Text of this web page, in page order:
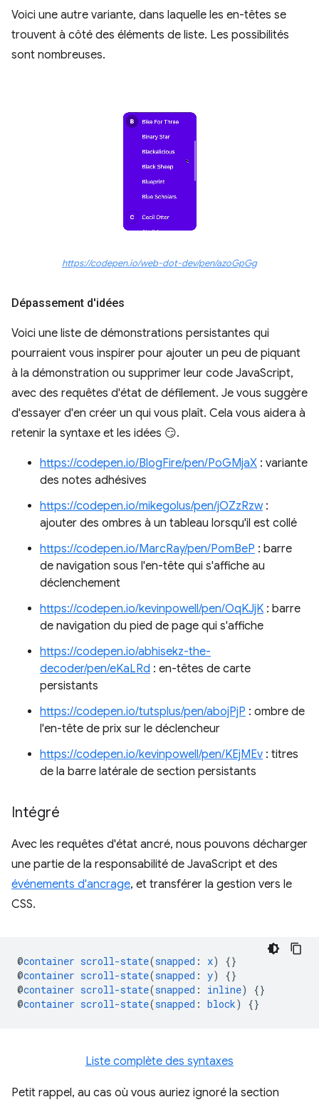
Voici une autre variante, dans laquelle les en-têtes se
trouvent à côté des éléments de liste. Les possibilités
sont nombreuses.
https://codepen.io/web-dot-dev/pen/azoGpGg
Dépassement d'idées
Voici une liste de démonstrations persistantes qui
pourraient vous inspirer pour ajouter un peu de piquant
à la démonstration ou supprimer leur code JavaScript,
avec des requêtes d'état de défilement. Je vous suggère
d'essayer d'en créer un qui vous plaît. Cela vous aidera à
retenir la syntaxe et les idées 😏.
https://codepen.io/BlogFire/pen/PoGMjaX : variante
des notes adhésives
https://codepen.io/mikegolus/pen/jOZzRzw:
ajouter des ombres à un tableau lorsqu'il est collé
https://codepen.io/MarcRay/pen/PomBeP : barre
de navigation sous l'en-tête qui s'affiche au
déclenchement
https://codepen.io/kevinpowell/pen/OqKJjK : barre
de navigation du pied de page qui s'affiche
https://codepen.io/abhisekz-the-
decoder/pen/eKaLRd : en-têtes de carte
persistants
https://codepen.io/tutsplus/pen/abojPjP : ombre de
l'en-tête de prix sur le déclencheur
https://codepen.io/kevinpowell/pen/KEjMEv : titres
de la barre latérale de section persistants
Intégré
Avec les requêtes d'état ancré, nous pouvons décharger
une partie de la responsabilité de JavaScript et des
événements d'ancrage, et transférer la gestion vers le
CSS.
@container scroll-state(snapped : x)
{}
@container scroll-state(snapped : y)
{}
@container scroll-state(snapped : inline)
{}
@container scroll-state(snapped : block) {}
Liste complète des syntaxes
Petit rappel, au cas où vous auriez ignoré la section